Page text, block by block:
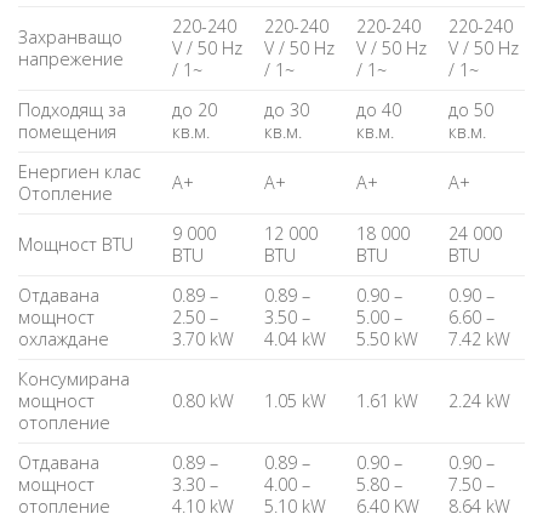
Захранващо
напрежение
220-240
V / 50 Hz
/ 1~
220-240
V / 50 Hz
/ 1~
220-240
V / 50 Hz
/ 1~
220-240
V / 50 Hz
/ 1~
Подходящ за
помещения
до 20
кв.м.
до 30
кв.м.
до 40
кв.м.
до 50
кв.м.
Енергиен клас
Отопление
A+ A+ A+ A+
Мощност BTU
9 000
BTU
12 000
BTU
18 000
BTU
24 000
BTU
Отдавана
мощност
охлаждане
0.89 –
2.50 –
3.70 kW
0.89 –
3.50 –
4.04 kW
0.90 –
5.00 –
5.50 kW
0.90 –
6.60 –
7.42 kW
Консумирана
мощност
отопление
0.80 kW 1.05 kW 1.61 kW 2.24 kW
Отдавана
мощност
отопление
0.89 –
3.30 –
4.10 kW
0.89 –
4.00 –
5.10 kW
0.90 –
5.80 –
6.40 KW
0.90 –
7.50 –
8.64 kW